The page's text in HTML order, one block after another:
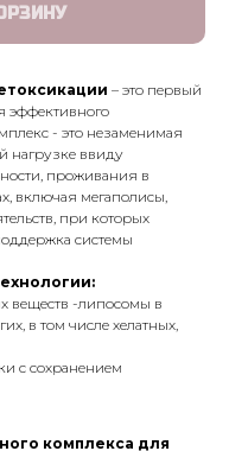
– это первый
эффективного
- это незаменимая
нагрузке ввиду
проживания в
включая мегаполисы,
при которых
системы
веществ -липосомы в
в том числе хелатных,
с сохранением
комплекса для